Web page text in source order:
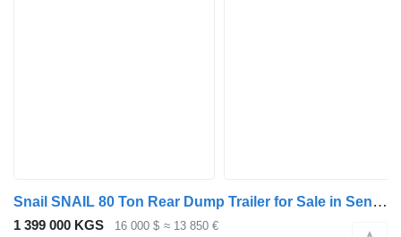
Snail SNAIL 80 Ton Rear Dump Trailer for Sale in Senegal
1 399 000 KGS 16 000 $ ≈ 13 850 €